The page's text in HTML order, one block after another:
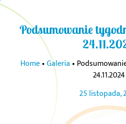
Podsumowanie
Home•Galeria •
24.11.2024
25 listopada,